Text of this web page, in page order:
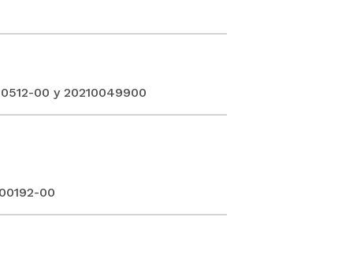
00 y 20210049900
00